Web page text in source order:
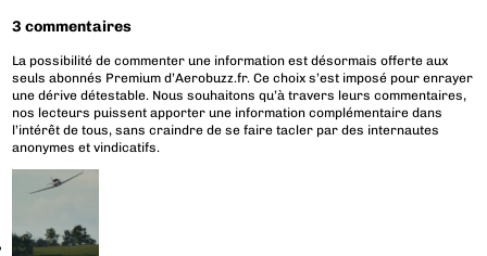
3 commentaires
La possibilité de commenter une information est désormais offerte aux
seuls abonnés Premium d’Aerobuzz.fr. Ce choix s’est imposé pour enrayer
une dérive détestable. Nous souhaitons qu’à travers leurs commentaires,
nos lecteurs puissent apporter une information complémentaire dans
l’intérêt de tous, sans craindre de se faire tacler par des internautes
anonymes et vindicatifs.